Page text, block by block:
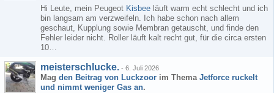
Hi Leute, mein Peugeot Kisbee läuft warm echt schlecht und ich
bin langsam am verzweifeln. Ich habe schon nach allem
geschaut, Kupplung sowie Membran getauscht, und finde den
Fehler leider nicht. Roller läuft kalt recht gut, für die circa ersten
10…
meisterschlucke. - 6. Juli 2026
Mag den Beitrag von Luckzoor im Thema Jetforce ruckelt
und nimmt weniger Gas an.